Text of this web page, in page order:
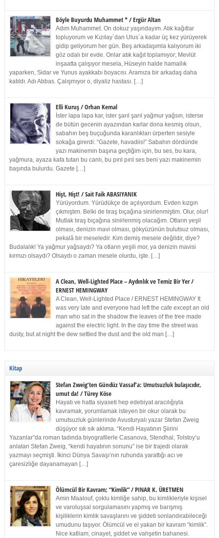
Böyle Buyurdu Muhammet * / Ergür Altan
Adım Muhammet. On dokuz yaşındayım. Atık kağıtlar
topluyorum ve Kızılay`dan Ulus`a kadar üç kez yürüyerek
gidip geliyorum her gün. Beş arkadaşımla kalıyorum iki
göz odalı bir evde. Onlar atık kağıt toplamıyor; Mevlüt
inşaatta çalışıyor mesela, Hüseyin halde hamallık
yaparken, Sidar ve Yunus ayakkabı boyacısı. Aramıza bir arkadaş daha
katıldı. Adı Abbas. Çalışmıyor o, diyaliz hastası. […]
Elli Kuruş / Orhan Kemal
İster lapa lapa kar, ister şarıl şarıl yağmur yağsın, isterse
de bütün gecenin ayazından karlar dona kesmiş olsun,
sabahın beş buçuğunda karanlıkları ürperten sesiyle
sokağa girerdi: “Gazete, havadiis!” Sabahın dördünde
yazı makinemin başına geçtiğim için, bu ses, bu kara,
yağmura, ayaza kafa tutan bu canlı, bu pırıl pırıl ses beni yazı makinemin
başında bulurdu. Gazete […]
Hişt, Hişt! / Sait Faik ABASIYANIK
Yürüyordum. Yürüdükçe de açılıyordum. Evden kızgın
çıkmıştım. Belki de tıraş bıçağına sinirlenmiştim. Olur, olur!
Mutlak tıraş bıçağına sinirlenmiş olacağım. Otların yeşil
olması, denizin mavi olması, gökyüzünün bulutsuz olması,
pekalâ bir meseledir. Kim demiş mesele değildir, diye?
Budalalık! Ya yağmur yağsaydı? Ya otların yeşili mor, ya denizin mavisi
kırmızı olsaydı? Olsaydı o zaman mesele olurdu, işte. […]
A Clean, Well-Lighted Place – Aydınlık ve Temiz Bir Yer /
ERNEST HEMINGWAY
A Clean, Well-Lighted Place / ERNEST HEMINGWAY It
was very late and everyone had left the cafe except an old
man who sat in the shadow the leaves of the tree made
against the electric light. In the day time the street was
dusty, but at night the dew settled the dust and the old man […]
Kitap
Stefan Zweig’ten Gündüz Vassaf’a: Umutsuzluk bulaşıcıdır,
umut da! / Türey Köse
Hayatı ve hatta siyaseti hep edebiyat aracılığıyla
kavramak, yorumlamak isteyen bir okur olarak bu
umutsuzluk günlerinde Avusturyalı yazar Stefan Zweig
düşüyor sık sık aklıma. “Kendi Hayatının Şiirini
Yazanlar”da roman tadında biyografilerle Casanova, Stendhal, Tolstoy’u
anlatan Stefan Zweig, “kendi hayatının sonunu” ise bir trajedi olarak
yazmayı seçmişti. İkinci Dünya Savaşı’nın ruhunda yarattığı acı ve
çaresizliğe dayanamayan […]
Ölümcül Bir Kavram; “Kimlik” / PINAR K. ÜRETMEN
Amin Maalouf, çoklu kimliğe sahip, bu kimlikleriyle kişisel
ve varoluşsal sorgulamasını yapmış ve barışmış
kişiliklerin kimlik savaşlarını ve şiddeti sonlandırabileceği
umudunu taşıyor. Ölümcül ve el yakan bir kavram “kimlik”.
Nice katliam, cinayet, şiddet ve vahşetin bahanesi.